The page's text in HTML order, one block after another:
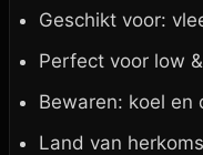
Geschikt voor:
Perfect voor low
Bewaren: koel en
Land van